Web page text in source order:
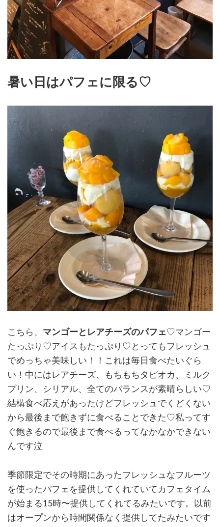
暑い日はパフェに限る♡
こちら、 マンゴーとレアチーズのパフェ♡マンゴー
たっぷり♡アイスもたっぷり♡とってもフレッシュ
でめっちゃ美味しい！！これは毎日食べたいぐら
い！中にはレアチーズ、もちもちタピオカ、ミルク
プリン、シリアル、全てのバランスが素晴らしい♡
結構食べ応えがあったけどフレッシュでくどくない
から最後まで飽きずに食べることできた♡私ってす
ぐ飽きるので最後まで食べるってなかなかできない
んです泣
季節限定でその時期にあったフレッシュなフルーツ
を使ったパフェを提供してくれていてカフェタイム
が始まる15時〜提供してくれてるみたいです。以前
はオープンから時間関係なく提供してたみたいです